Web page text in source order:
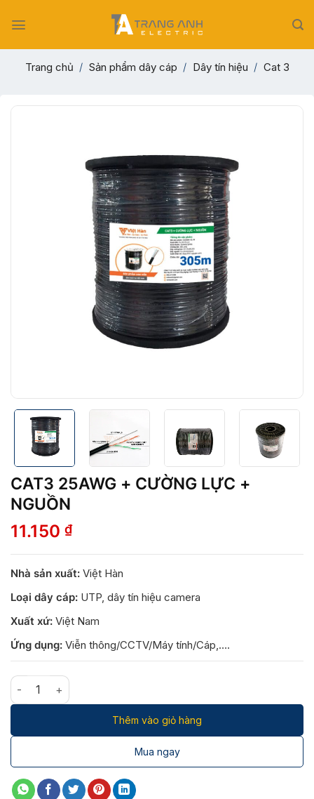
Trang chủ / Sản phẩm dây cáp / Dây tín hiệu / Cat 3
CAT3 25AWG + CƯỜNG LỰC +
NGUỒN
11.150 ₫
Nhà sản xuất: Việt Hàn
Loại dây cáp: UTP, dây tín hiệu camera
Xuất xứ: Việt Nam
Ứng dụng: Viễn thông/CCTV/Máy tính/Cáp,….
CAT3 25AWG + CƯỜNG LỰC + NGUỒN số lượng
Thêm vào giỏ hàng
Mua ngay